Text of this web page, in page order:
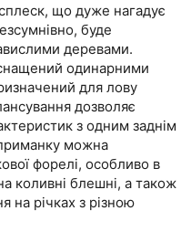
що дуже нагадує
буде
деревами.
одинарними
для лову
дозволяє
з одним заднім
можна
форелі, особливо в
коливні блешні, а також
на річках з різною